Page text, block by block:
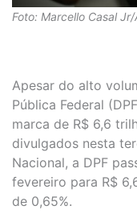
Foto: Marcello Casal
Apesar do alto
Pública Federal
marca de R$ 6,6
divulgados nesta
Nacional, a DPF
fevereiro para R$
de 0,65%.